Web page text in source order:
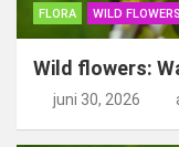
FLORA WILD
Wild flowers:
juni 30, 2026